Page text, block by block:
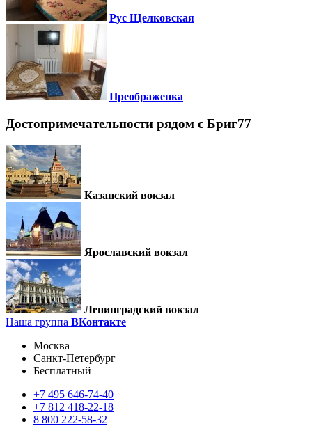
Рус Щелковская
Преображенка
Достопримечательности рядом c Бриг77
Казанский вокзал
Ярославский вокзал
Ленинградский вокзал
Наша группа ВКонтакте
Москва
Санкт-Петербург
Бесплатный
+7 495 646-74-40
+7 812 418-22-18
8 800 222-58-32